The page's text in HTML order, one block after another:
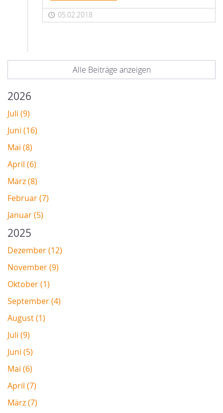
05.02.2018
Alle Beiträge anzeigen
2026
Juli (9)
Juni (16)
Mai (8)
April (6)
März (8)
Februar (7)
Januar (5)
2025
Dezember (12)
November (9)
Oktober (1)
September (4)
August (1)
Juli (9)
Juni (5)
Mai (6)
April (7)
März (7)